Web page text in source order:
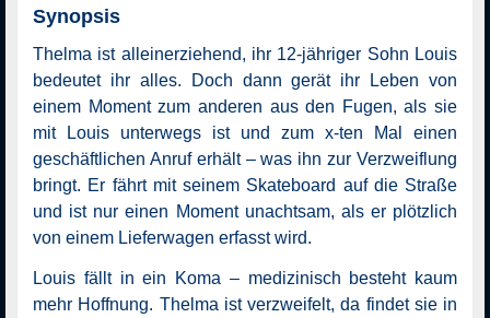
Synopsis
Thelma ist alleinerziehend, ihr 12-jähriger Sohn Louis
bedeutet ihr alles. Doch dann gerät ihr Leben von
einem Moment zum anderen aus den Fugen, als sie
mit Louis unterwegs ist und zum x-ten Mal einen
geschäftlichen Anruf erhält ­– was ihn zur Verzweiflung
bringt. Er fährt mit seinem Skateboard auf die Straße
und ist nur einen Moment unachtsam, als er plötzlich
von einem Lieferwagen erfasst wird.
Louis fällt in ein Koma – medizinisch besteht kaum
mehr Hoffnung. Thelma ist verzweifelt, da findet sie in